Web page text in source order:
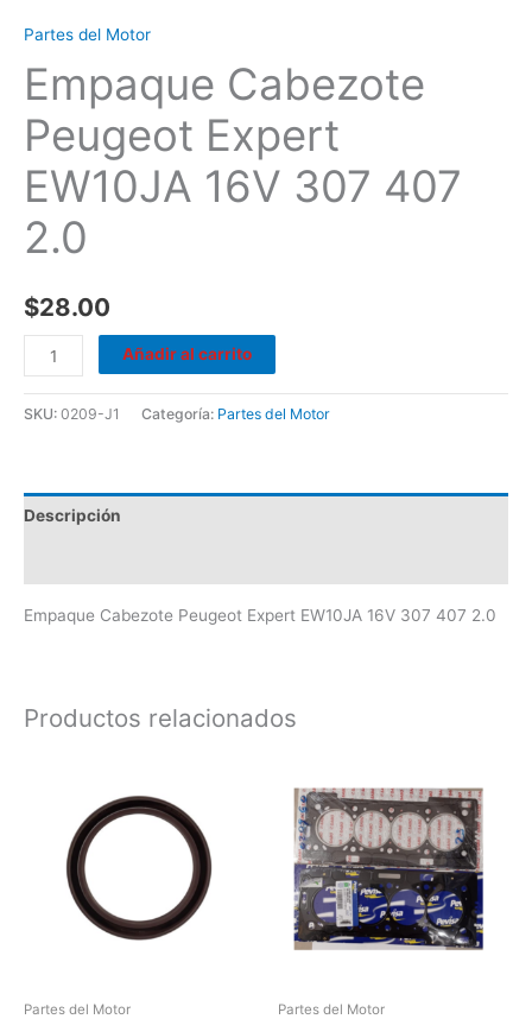
Partes del Motor
Empaque Cabezote
Peugeot Expert
EW10JA 16V 307 407
2.0
$28.00
Añadir al carrito
SKU: 0209-J1 Categoría: Partes del Motor
Descripción
Empaque Cabezote Peugeot Expert EW10JA 16V 307 407 2.0
Productos relacionados
Partes del Motor Partes del Motor